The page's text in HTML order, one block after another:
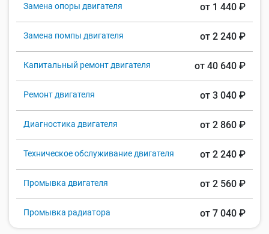
Замена опоры двигателя от 1 440 ₽
Замена помпы двигателя от 2 240 ₽
Капитальный ремонт двигателя от 40 640 ₽
Ремонт двигателя от 3 040 ₽
Диагностика двигателя от 2 860 ₽
Техническое обслуживание двигателя от 2 240 ₽
Промывка двигателя от 2 560 ₽
Промывка радиатора от 7 040 ₽